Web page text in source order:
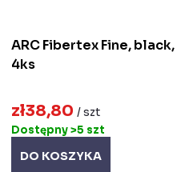
ARC Fibertex Fine, black,
4ks
zł38,80 / szt
Dostępny>5 szt
DO KOSZYKA